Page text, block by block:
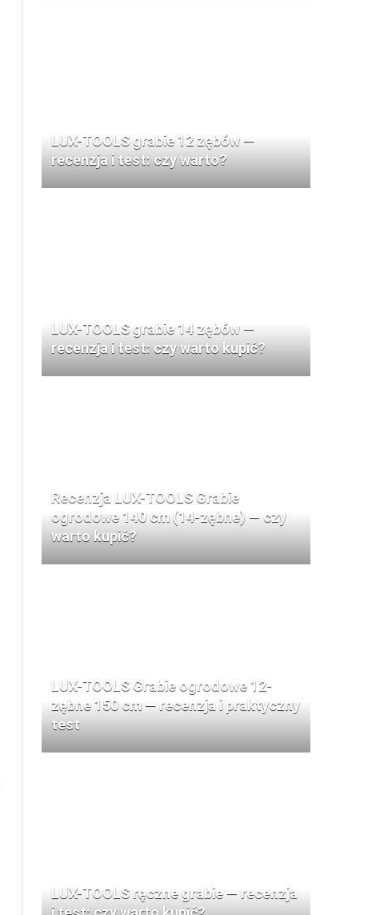
LUX-TOOLS grabie 12 zębów —
recenzja i test: czy warto?
LUX-TOOLS grabie 14 zębów —
recenzja i test: czy warto kupić?
Recenzja LUX-TOOLS Grabie
ogrodowe 140 cm (14-zębne) — czy
warto kupić?
LUX-TOOLS Grabie ogrodowe 12-
zębne 150 cm — recenzja i praktyczny
test
LUX-TOOLS ręczne grabie — recenzja